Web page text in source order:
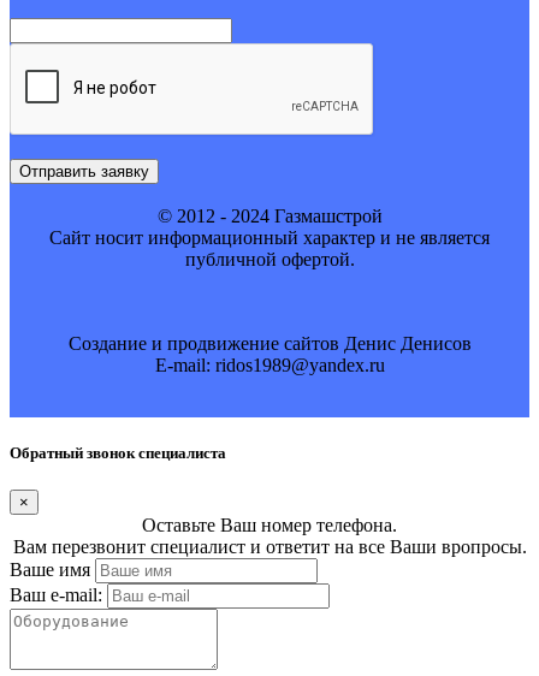
Отправить заявку
© 2012 - 2024 Газмашстрой
Cайт носит информационный характер и не является
публичной офертой.
Создание и продвижение сайтов Денис Денисов
E-mail: ridos1989@yandex.ru
Обратный звонок специалиста
×
Оставьте Ваш номер телефона.
Вам перезвонит специалист и ответит на все Ваши вропросы.
Ваше имя
Ваш e-mail: